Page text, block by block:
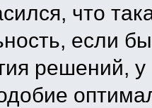
что
если
решений, у